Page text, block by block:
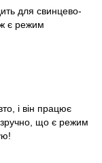
для свинцево-
є режим
і він працює
зручно, що є режим